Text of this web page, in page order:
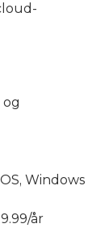
Windows
år